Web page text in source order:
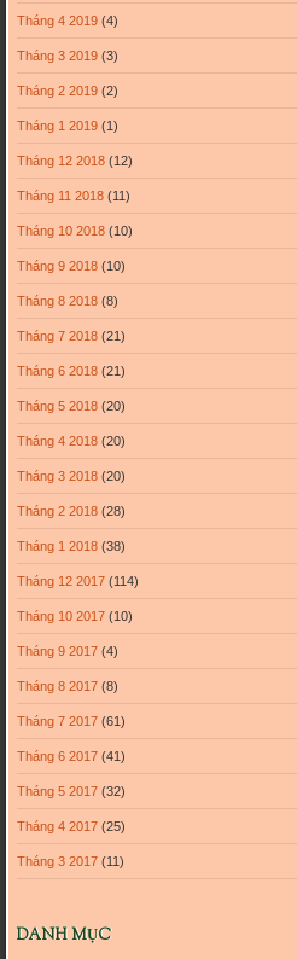
Tháng 4 2019(4)
Tháng 3 2019(3)
Tháng 2 2019(2)
Tháng 1 2019(1)
Tháng 12 2018(12)
Tháng 11 2018(11)
Tháng 10 2018(10)
Tháng 9 2018(10)
Tháng 8 2018(8)
Tháng 7 2018(21)
Tháng 6 2018(21)
Tháng 5 2018(20)
Tháng 4 2018(20)
Tháng 3 2018(20)
Tháng 2 2018(28)
Tháng 1 2018(38)
Tháng 12 2017(114)
Tháng 10 2017(10)
Tháng 9 2017(4)
Tháng 8 2017(8)
Tháng 7 2017(61)
Tháng 6 2017(41)
Tháng 5 2017(32)
Tháng 4 2017(25)
Tháng 3 2017(11)
DANH MỤC